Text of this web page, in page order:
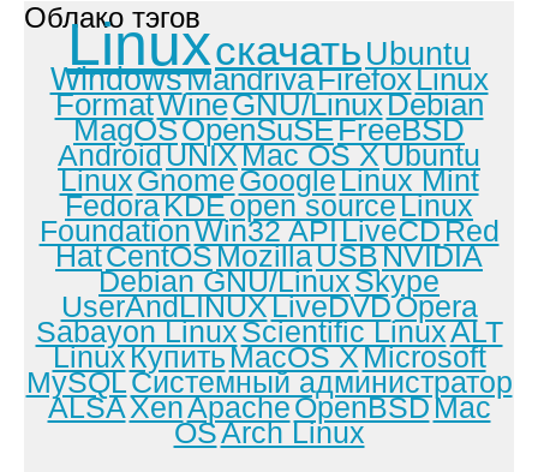
Облако тэгов
Linuxскачать Ubuntu
WindowsMandrivaFirefoxLinux
FormatWineGNU/LinuxDebian
MagOSOpenSuSEFreeBSD
AndroidUNIXMac OS XUbuntu
LinuxGnomeGoogleLinux Mint
FedoraKDEopen sourceLinux
FoundationWin32 APILiveCDRed
HatCentOSMozillaUSBNVIDIA
Debian GNU/LinuxSkype
UserAndLINUXLiveDVDOpera
Sabayon LinuxScientific LinuxALT
LinuxКупитьMacOS XMicrosoft
MySQLСистемный администратор
ALSAXenApacheOpenBSDMac
OSArch Linux